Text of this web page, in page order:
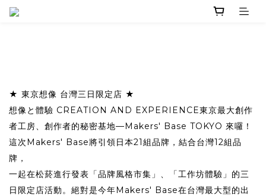
★ 東京想像 台灣三日限定店 ★
想像と體驗 CREATION AND EXPERIENCE東京最大創作
者工房、創作者的秘密基地—Makers' Base TOKYO 來囉！
這次Makers' Base將引領日本21組品牌，結合台灣12組品
牌，
一起在松菸進行發表「品牌風格市集」、「工作坊體驗」的三
日限定店活動。絕對是今年Makers' Base在台灣最大型的出